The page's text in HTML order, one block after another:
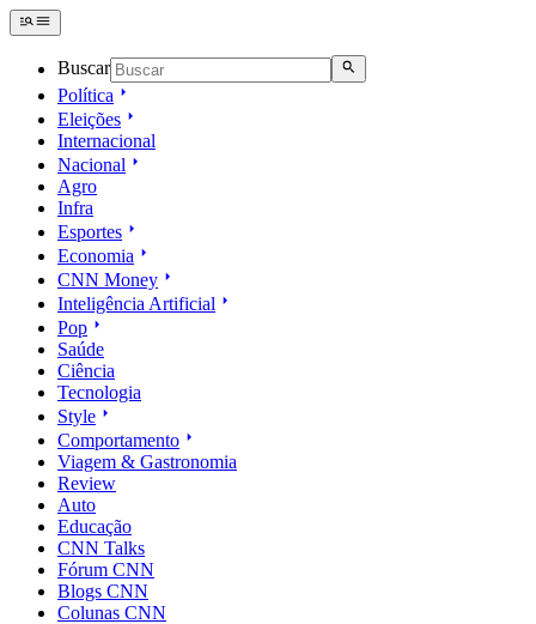
Buscar
Política
Eleições
Internacional
Nacional
Agro
Infra
Esportes
Economia
CNN Money
Inteligência Artificial
Pop
Saúde
Ciência
Tecnologia
Style
Comportamento
Viagem & Gastronomia
Review
Auto
Educação
CNN Talks
Fórum CNN
Blogs CNN
Colunas CNN